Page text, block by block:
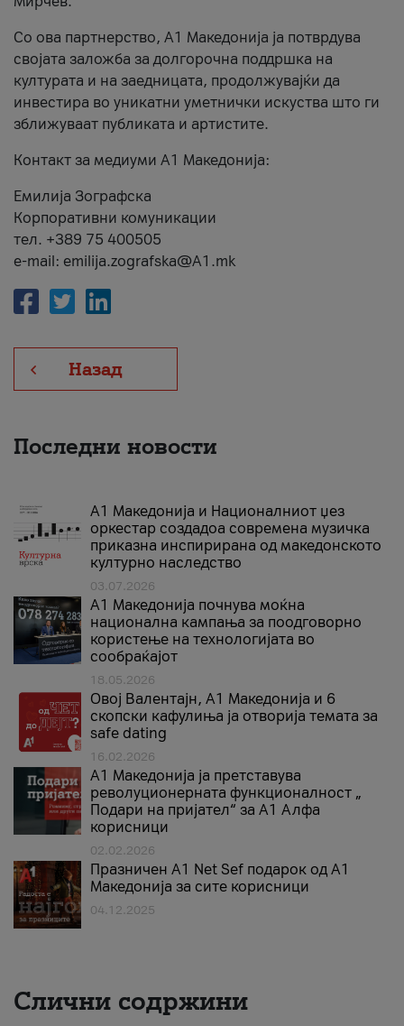
Со ова партнерство, A1 Македонија ја потврдува
својата заложба за долгорочна поддршка на
културата и на заедницата, продолжувајќи да
инвестира во уникатни уметнички искуства што ги
зближуваат публиката и артистите.
Контакт за медиуми А1 Македонија:
Емилија Зографска
Корпоративни комуникации
тел. +389 75 400505
e-mail: emilija.zografska@A1.mk
Назад
Последни новости
А1 Македонија и Националниот џез
оркестар создадоа современа музичка
приказна инспирирана од македонското
културно наследство
03.07.2026
A1 Македонија почнува моќна
национална кампања за поодговорно
користење на технологијата во
сообраќајот
18.05.2026
Овој Валентајн, A1 Македонија и 6
скопски кафулиња ја отворија темата за
safe dating
16.02.2026
А1 Македонија ја претставува
револуционерната функционалност „
Подари на пријател“ за А1 Алфа
корисници
02.02.2026
Празничен A1 Net Sеf подарок од А1
Македонија за сите корисници
04.12.2025
Слични содржини